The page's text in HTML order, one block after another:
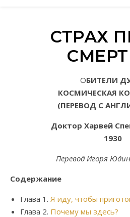
СТРАХ
ОБИТЕЛИ
КОСМИЧЕСКАЯ
(ПЕРЕВОД С
Доктор Харвей
1930
Перевод Игоря
Содержание
Глава 1. Я иду, чтобы
Глава 2. Почему мы здесь?